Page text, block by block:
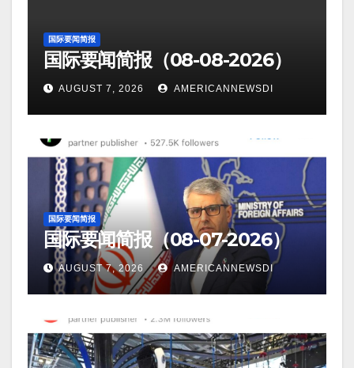
国际要闻简报
国际要闻简报（08-08-2026）
AUGUST 7, 2026 AMERICANNEWSDI
国际要闻简报
国际要闻简报（08-07-2026）
AUGUST 7, 2026 AMERICANNEWSDI